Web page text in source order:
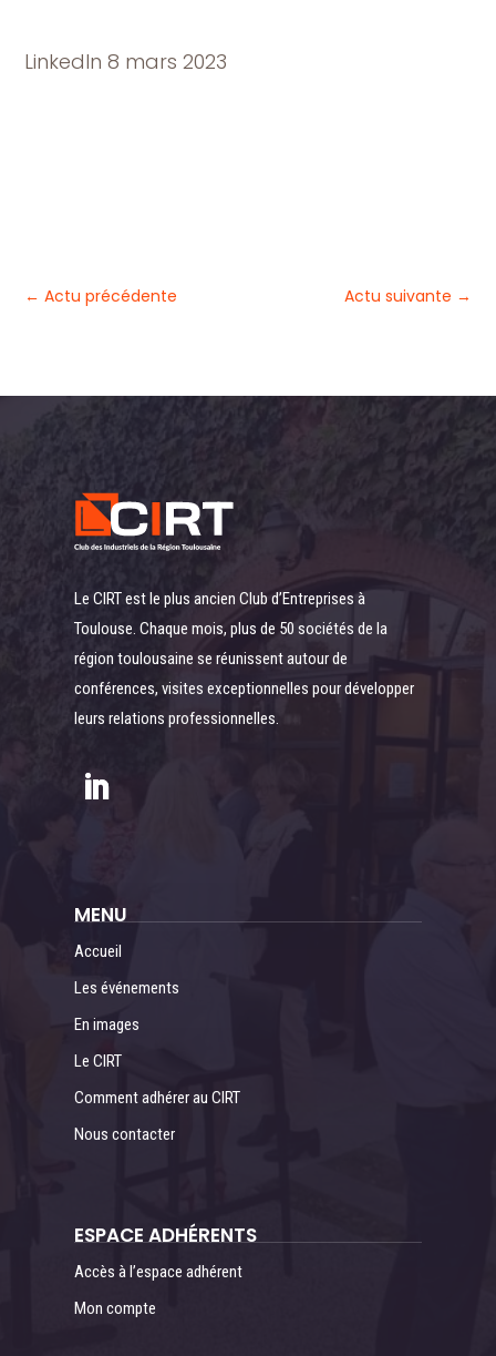
LinkedIn 8 mars 2023
←Actu précédente Actu suivante →
Le CIRT est le plus ancien Club d’Entreprises à
Toulouse. Chaque mois, plus de 50 sociétés de la
région toulousaine se réunissent autour de
conférences, visites exceptionnelles pour développer
leurs relations professionnelles.
MENU
Accueil
Les événements
En images
Le CIRT
Comment adhérer au CIRT
Nous contacter
ESPACE ADHÉRENTS
Accès à l’espace adhérent
Mon compte